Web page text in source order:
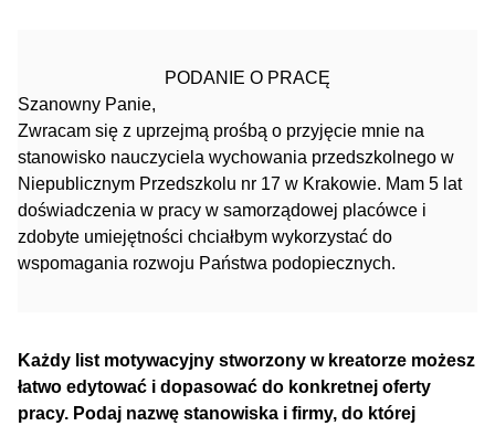
PODANIE O PRACĘ
Szanowny Panie,
Zwracam się z uprzejmą prośbą o przyjęcie mnie na
stanowisko nauczyciela wychowania przedszkolnego w
Niepublicznym Przedszkolu nr 17 w Krakowie. Mam 5 lat
doświadczenia w pracy w samorządowej placówce i
zdobyte umiejętności chciałbym wykorzystać do
wspomagania rozwoju Państwa podopiecznych.
Każdy list motywacyjny stworzony w kreatorze możesz
łatwo edytować i dopasować do konkretnej oferty
pracy. Podaj nazwę stanowiska i firmy, do której